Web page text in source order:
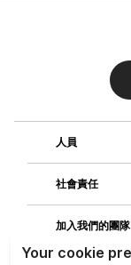
人員
社會責任
加入我們的團隊